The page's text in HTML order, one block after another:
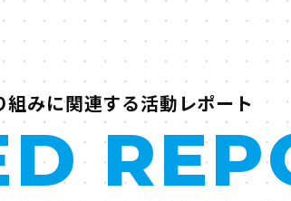
組みに関連する活動レポート